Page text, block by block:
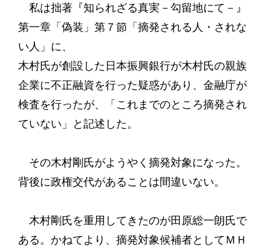
私は拙著『知られざる真実－勾留地にて－』
第一章「偽装」第７節「摘発される人・されな
い人」に、
木村氏が創設した日本振興銀行が木村氏の親族
企業に不正融資を行った疑惑があり、金融庁が
検査を行ったが、「これまでのところ摘発され
ていない」と記述した。
その木村剛氏がようやく摘発対象になった。
背後に政権交代があることは間違いない。
木村剛氏を重用してきたのが田原総一朗氏で
ある。かねてより、摘発対象候補者としてＭＨ